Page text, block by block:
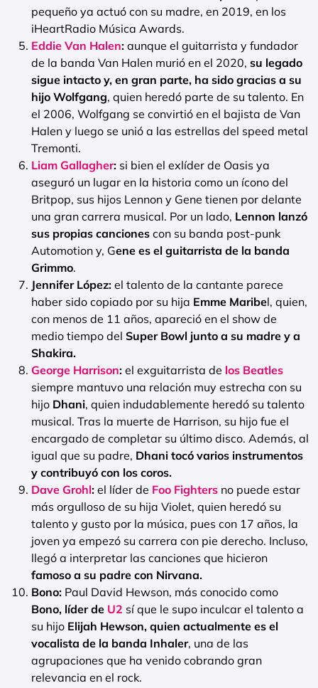
pequeño ya actuó con su madre, en 2019, en los
iHeartRadio Música Awards.
Eddie Van Halen: aunque el guitarrista y fundador
de la banda Van Halen murió en el 2020, su legado
sigue intacto y, en gran parte, ha sido gracias a su
hijo Wolfgang, quien heredó parte de su talento. En
el 2006, Wolfgang se convirtió en el bajista de Van
Halen y luego se unió a las estrellas del speed metal
Tremonti.
Liam Gallagher: si bien el exlíder de Oasis ya
aseguró un lugar en la historia como un ícono del
Britpop, sus hijos Lennon y Gene tienen por delante
una gran carrera musical. Por un lado, Lennon lanzó
sus propias canciones con su banda post-punk
Automotion y, Gene es el guitarrista de la banda
Grimmo.
Jennifer López: el talento de la cantante parece
haber sido copiado por su hija Emme Maribel, quien,
con menos de 11 años, apareció en el show de
medio tiempo del Super Bowl junto a su madre y a
Shakira.
George Harrison: el exguitarrista de los Beatles
siempre mantuvo una relación muy estrecha con su
hijo Dhani, quien indudablemente heredó su talento
musical. Tras la muerte de Harrison, su hijo fue el
encargado de completar su último disco. Además, al
igual que su padre, Dhani tocó varios instrumentos
y contribuyó con los coros.
Dave Grohl: el líder de Foo Fighters no puede estar
más orgulloso de su hija Violet, quien heredó su
talento y gusto por la música, pues con 17 años, la
joven ya empezó su carrera con pie derecho. Incluso,
llegó a interpretar las canciones que hicieron
famoso a su padre con Nirvana.
Bono: Paul David Hewson, más conocido como
Bono, líder de U2 sí que le supo inculcar el talento a
su hijo Elijah Hewson, quien actualmente es el
vocalista de la banda Inhaler, una de las
agrupaciones que ha venido cobrando gran
relevancia en el rock.